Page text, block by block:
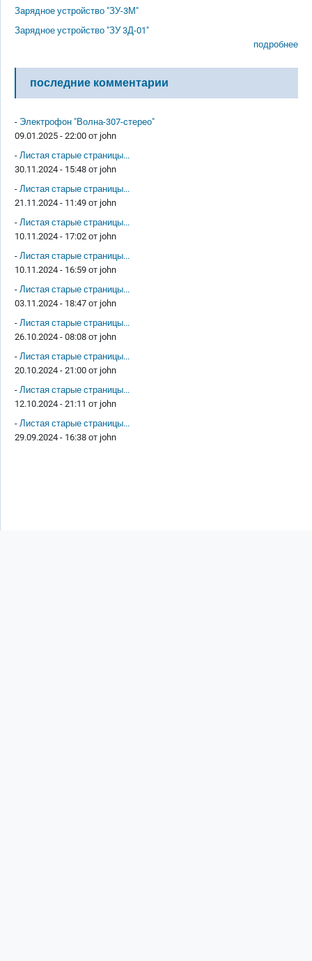
Зарядное устройство "ЗУ-3М"
Зарядное устройство "ЗУ 3Д-01"
подробнее
последние комментарии
- Электрофон "Волна-307-стерео"
09.01.2025 - 22:00 от john
- Листая старые страницы...
30.11.2024 - 15:48 от john
- Листая старые страницы...
21.11.2024 - 11:49 от john
- Листая старые страницы...
10.11.2024 - 17:02 от john
- Листая старые страницы...
10.11.2024 - 16:59 от john
- Листая старые страницы...
03.11.2024 - 18:47 от john
- Листая старые страницы...
26.10.2024 - 08:08 от john
- Листая старые страницы...
20.10.2024 - 21:00 от john
- Листая старые страницы...
12.10.2024 - 21:11 от john
- Листая старые страницы...
29.09.2024 - 16:38 от john